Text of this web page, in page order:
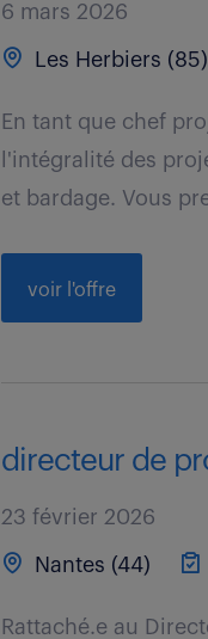
6 mars 2026
Les Herbiers (85)
En tant que chef
l'intégralité des
et bardage. Vous
voir l'offre
directeur de
23 février 2026
Nantes (44)
Rattaché.e au